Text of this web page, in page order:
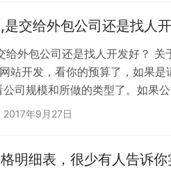
交给外包公司还是找人
给外包公司还是找人开发好？
站开发，看你的预算了，如果
司规模和所做的类型了。如果
的多。涉及到数据库，物流配
2017年9月27日
明细表，很少有人告诉你